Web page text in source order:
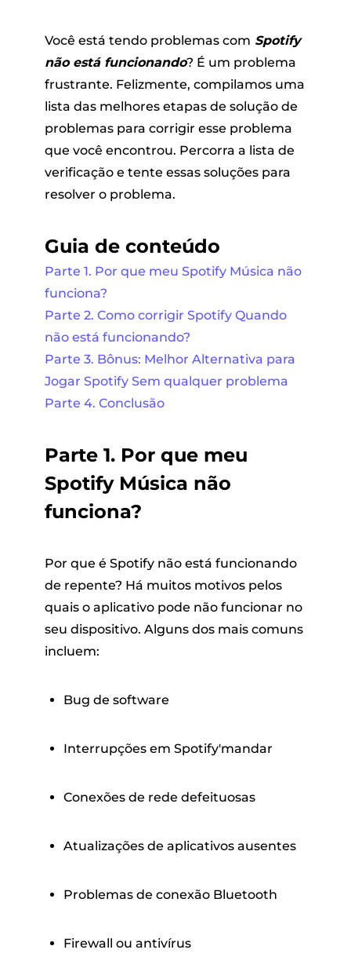
reprodução
Você está tendo problemas com Spotify
não está funcionando? É um problema
frustrante. Felizmente, compilamos uma
lista das melhores etapas de solução de
problemas para corrigir esse problema
que você encontrou. Percorra a lista de
verificação e tente essas soluções para
resolver o problema.
Guia de conteúdo
Parte 1. Por que meu Spotify Música não
funciona?
Parte 2. Como corrigir Spotify Quando
não está funcionando?
Parte 3. Bônus: Melhor Alternativa para
Jogar Spotify Sem qualquer problema
Parte 4. Conclusão
Parte 1. Por que meu
Spotify Música não
funciona?
Por que é Spotify não está funcionando
de repente? Há muitos motivos pelos
quais o aplicativo pode não funcionar no
seu dispositivo. Alguns dos mais comuns
incluem:
Bug de software
Interrupções em Spotify'mandar
Conexões de rede defeituosas
Atualizações de aplicativos ausentes
Problemas de conexão Bluetooth
Firewall ou antivírus